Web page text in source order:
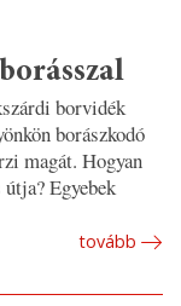
borvidék
borászkodó
magát. Hogyan
Egyebek
tovább